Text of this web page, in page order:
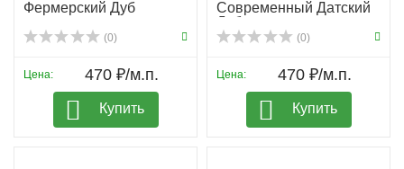
Фермерский Дуб
(0)
Цена: 470 ₽/м.п.
Купить
Современный Датский
Дуб
(0)
Цена: 470 ₽/м.п.
Купить